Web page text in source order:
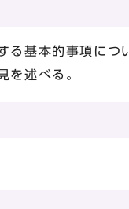
る基本的事項につ
を述べる。